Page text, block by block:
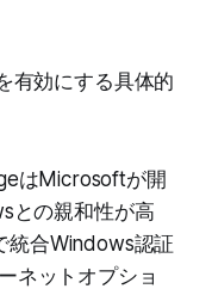
有効にする具体的
はMicrosoftが開
との親和性が高
統合Windows認証
ネットオプショ